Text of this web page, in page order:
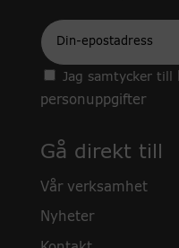
Epost
Jag samtycker till
personuppgifter
Gå direkt till
Vår verksamhet
Nyheter